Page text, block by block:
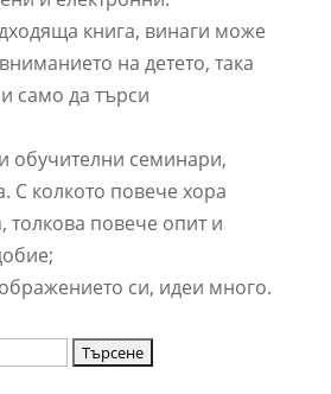
книга, винаги може
на детето, така
само да търси
обучителни семинари,
С колкото повече хора
толкова повече опит и
си, идеи много.